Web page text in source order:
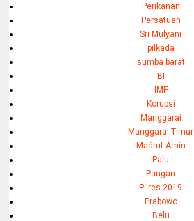
Perikanan
Persatuan
Sri Mulyani
pilkada
sumba barat
BI
IMF
Korupsi
Manggarai
Manggarai Timur
Maáruf Amin
Palu
Pangan
Pilres 2019
Prabowo
Belu